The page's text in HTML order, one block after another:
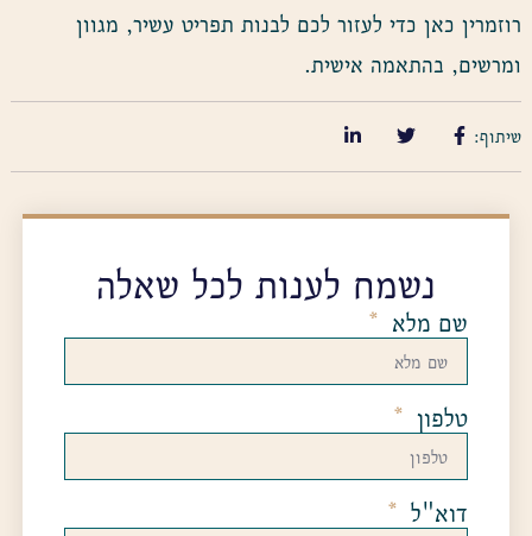
רוזמרין כאן כדי לעזור לכם לבנות תפריט עשיר, מגוון
ומרשים, בהתאמה אישית.
שיתוף:
נשמח לענות לכל שאלה
שם מלא
טלפון
דוא"ל